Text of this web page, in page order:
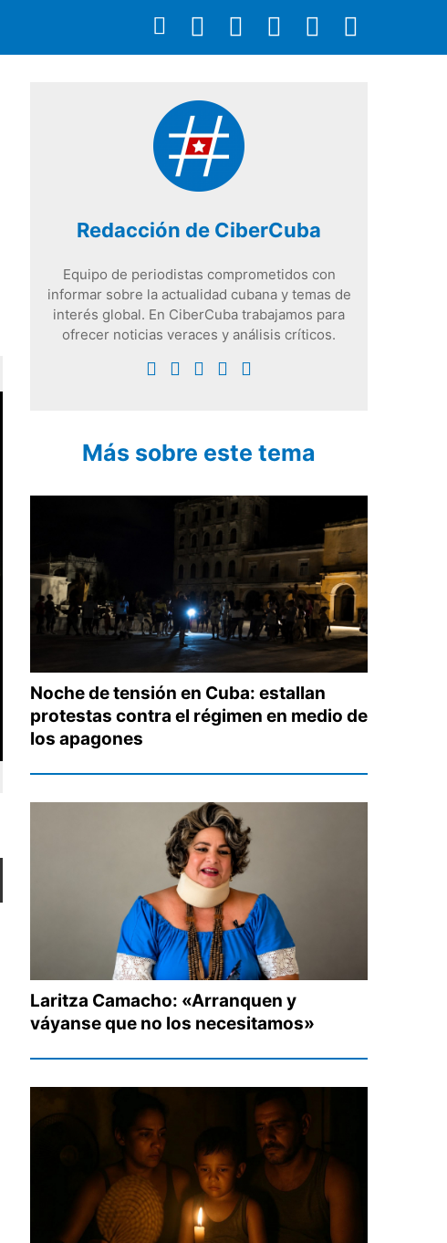
Redacción de CiberCuba
Equipo de periodistas comprometidos con
informar sobre la actualidad cubana y temas de
interés global. En CiberCuba trabajamos para
ofrecer noticias veraces y análisis críticos.
Más sobre este tema
Noche de tensión en Cuba: estallan
protestas contra el régimen en medio de
los apagones
Laritza Camacho: «Arranquen y
váyanse que no los necesitamos»